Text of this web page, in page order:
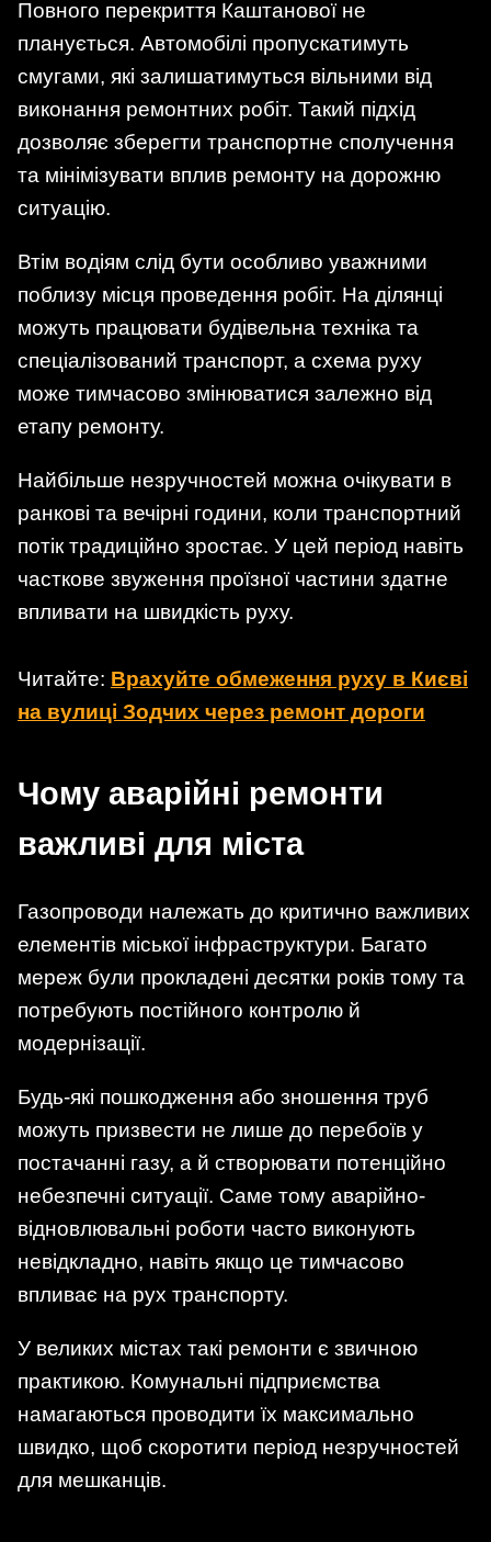
Повного перекриття Каштанової не
планується. Автомобілі пропускатимуть
смугами, які залишатимуться вільними від
виконання ремонтних робіт. Такий підхід
дозволяє зберегти транспортне сполучення
та мінімізувати вплив ремонту на дорожню
ситуацію.
Втім водіям слід бути особливо уважними
поблизу місця проведення робіт. На ділянці
можуть працювати будівельна техніка та
спеціалізований транспорт, а схема руху
може тимчасово змінюватися залежно від
етапу ремонту.
Найбільше незручностей можна очікувати в
ранкові та вечірні години, коли транспортний
потік традиційно зростає. У цей період навіть
часткове звуження проїзної частини здатне
впливати на швидкість руху.
Читайте: Врахуйте обмеження руху в Києві
на вулиці Зодчих через ремонт дороги
Чому аварійні ремонти
важливі для міста
Газопроводи належать до критично важливих
елементів міської інфраструктури. Багато
мереж були прокладені десятки років тому та
потребують постійного контролю й
модернізації.
Будь-які пошкодження або зношення труб
можуть призвести не лише до перебоїв у
постачанні газу, а й створювати потенційно
небезпечні ситуації. Саме тому аварійно-
відновлювальні роботи часто виконують
невідкладно, навіть якщо це тимчасово
впливає на рух транспорту.
У великих містах такі ремонти є звичною
практикою. Комунальні підприємства
намагаються проводити їх максимально
швидко, щоб скоротити період незручностей
для мешканців.